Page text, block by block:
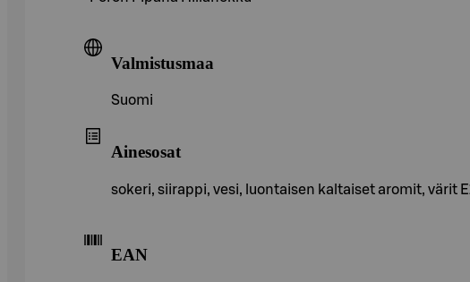
Valmistusmaa
Suomi
Ainesosat
sokeri, siirappi, vesi, luontaisen kaltaiset aromit, värit
EAN